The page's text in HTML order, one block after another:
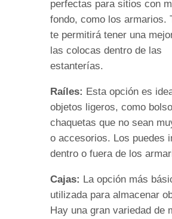
perfectas para sitios con
fondo, como los armarios.
te permitirá tener una
las colocas dentro de las
estanterías.
Raíles: Esta opción es
objetos ligeros, como
chaquetas que no sean
o accesorios. Los puedes
dentro o fuera de los
Cajas: La opción más
utilizada para almacenar
Hay una gran variedad de